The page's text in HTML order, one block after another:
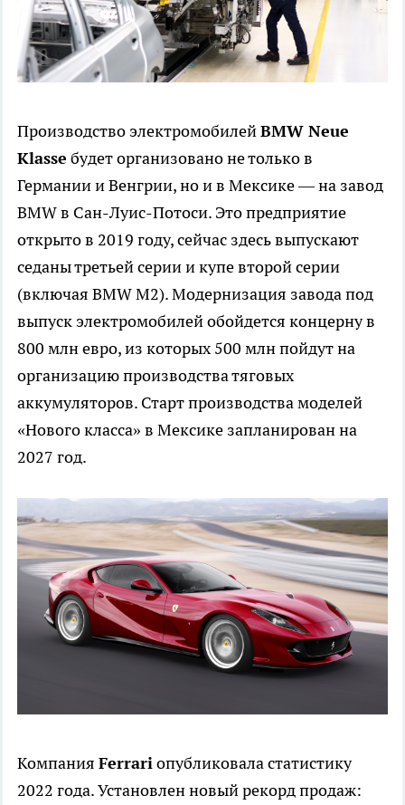
Производство электромобилейBMW Neue
Klasse будет организовано не только в
Германии и Венгрии, но и в Мексике — на завод
BMW в Сан-Луис-Потоси. Это предприятие
открыто в 2019 году, сейчас здесь выпускают
седаны третьей серии и купе второй серии
(включая BMW M2). Модернизация завода под
выпуск электромобилей обойдется концерну в
800 млн евро, из которых 500 млн пойдут на
организацию производства тяговых
аккумуляторов. Старт производства моделей
«Нового класса» в Мексике запланирован на
2027 год.
Компания Ferrariопубликовала статистику
2022 года. Установлен новый рекорд продаж: